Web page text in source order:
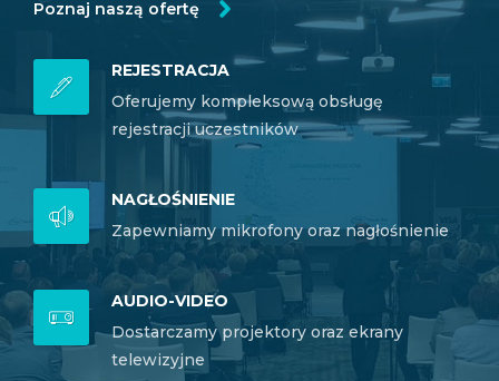
Poznaj naszą ofertę
REJESTRACJA
Oferujemy kompleksową obsługę
rejestracji uczestników
NAGŁOŚNIENIE
Zapewniamy mikrofony oraz nagłośnienie
AUDIO-VIDEO
Dostarczamy projektory oraz ekrany
telewizyjne